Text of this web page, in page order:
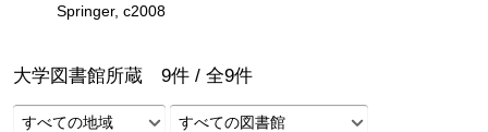
Springer, c2008
大学図書館所蔵 9件 / 全9件
すべての地域
すべての図書館